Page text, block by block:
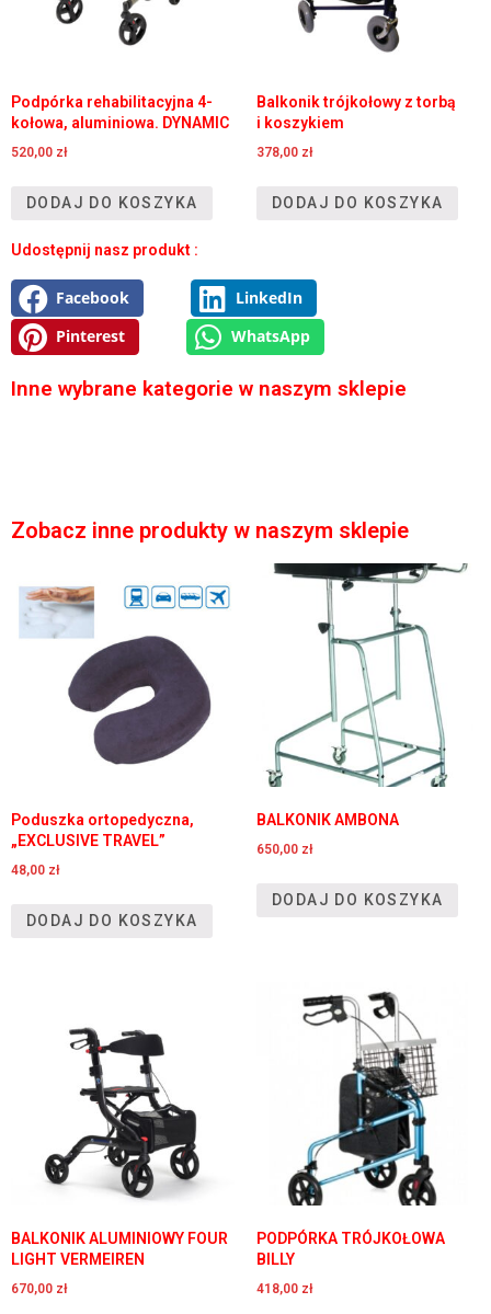
Podpórka rehabilitacyjna 4-
kołowa, aluminiowa. DYNAMIC
520,00 zł
DODAJ DO KOSZYKA
Balkonik trójkołowy z torbą
i koszykiem
378,00 zł
DODAJ DO KOSZYKA
Udostępnij nasz produkt :
Facebook
LinkedIn
Pinterest
WhatsApp
Inne wybrane kategorie w naszym sklepie
Zobacz inne produkty w naszym sklepie
Poduszka ortopedyczna,
„EXCLUSIVE TRAVEL”
48,00 zł
DODAJ DO KOSZYKA
BALKONIK AMBONA
650,00 zł
DODAJ DO KOSZYKA
BALKONIK ALUMINIOWY FOUR
LIGHT VERMEIREN
670,00 zł
PODPÓRKA TRÓJKOŁOWA
BILLY
418,00 zł